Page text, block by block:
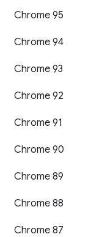
Chrome 95
Chrome 94
Chrome 93
Chrome 92
Chrome 91
Chrome 90
Chrome 89
Chrome 88
Chrome 87